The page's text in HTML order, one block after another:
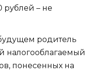
рублей – не
родитель
налогооблагаемый
понесенных на